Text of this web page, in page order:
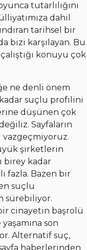
tutarlılığını
dahil
tarihsel bir
bizi karşılayan. Bu
konuyu çok
ne denli önem
suçlu profilini
düşünen çok
Sayfaların
şirketlerin
birey kadar
fazla. Bazen bir
suçlu
sürebiliyor.
cinayetin başrolü
son
Alternatif suç,
haberlerinden